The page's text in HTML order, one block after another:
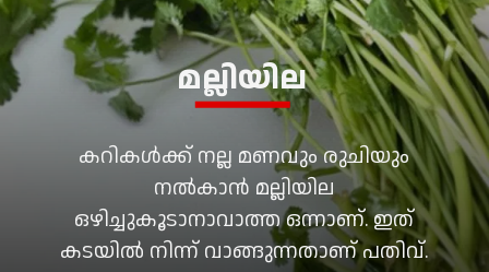
കറികൾക്ക് നല്ല മണവും രുചിയും
നൽകാൻ മല്ലിയില
ഒഴിച്ചുകൂടാനാവാത്ത ഒന്നാണ്. ഇത്
കടയിൽ നിന്ന് വാങ്ങുന്നതാണ് പതിവ്.
മല്ലിയില